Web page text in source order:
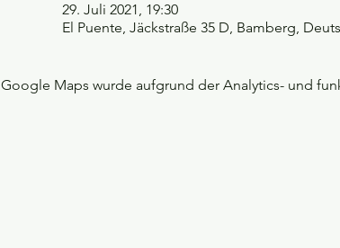
29. Juli 2021, 19:30
El Puente, Jäckstraße 35 D, Bamberg,
Google Maps wurde aufgrund der Analytics- und